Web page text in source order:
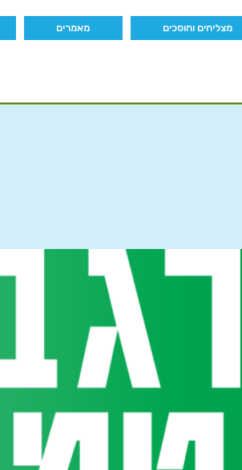
מצליחים וחוסכים מאמרים